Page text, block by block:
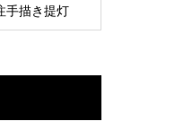
手描き提灯